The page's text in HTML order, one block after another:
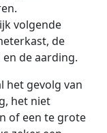
volgende
de
de aarding.
het gevolg van
het niet
of een te grote